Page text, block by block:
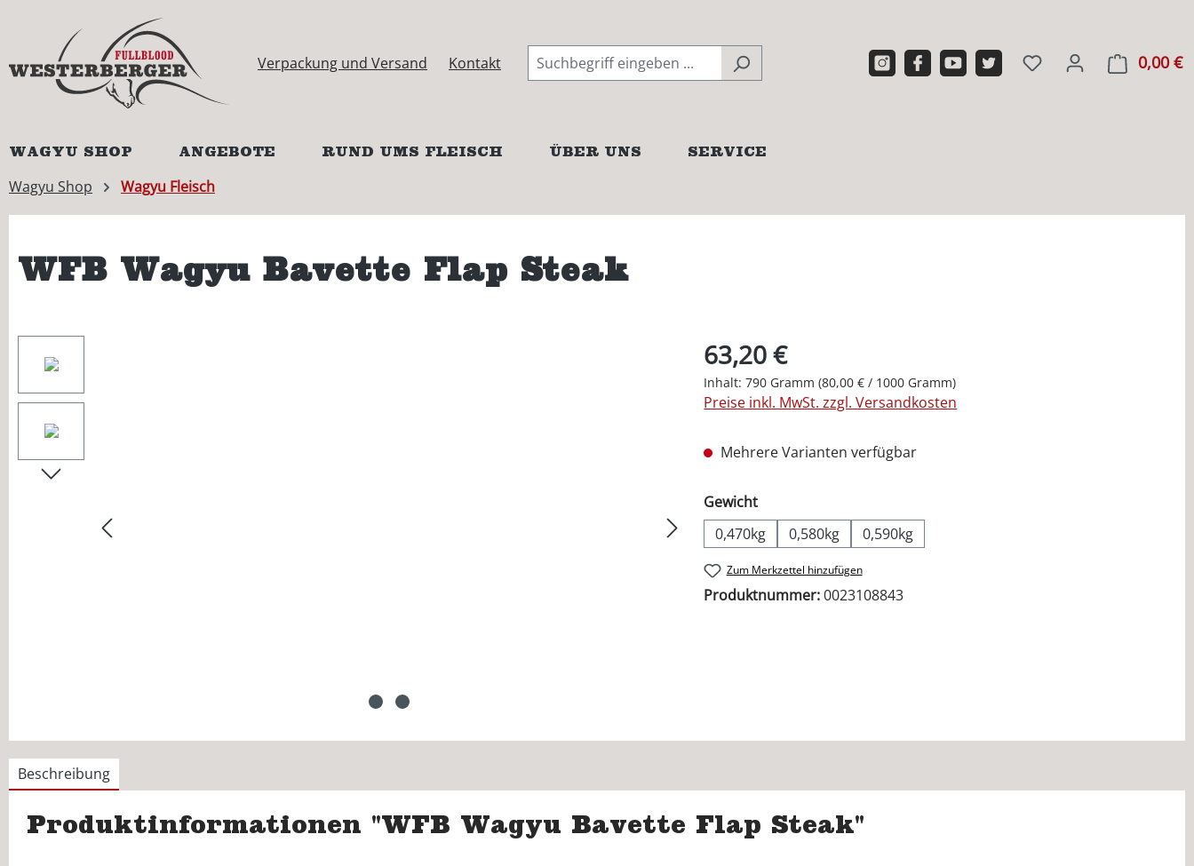
Zur Hauptnavigation springen
Verpackung und Versand Kontakt 0,00 €
WAGYU SHOP ANGEBOTE RUND UMS FLEISCH ÜBER UNS
SERVICE
Wagyu Shop
Wagyu Fleisch
WFB Wagyu Bavette Flap Steak
63,20 €
Inhalt:790 Gramm(80,00 € / 1000 Gramm)
Preise inkl. MwSt. zzgl. Versandkosten
Mehrere Varianten verfügbar
Gewichtauswählen
0,470kg
0,580kg 0,590kg
Zum Merkzettel hinzufügen
Produktnummer:0023108843
Beschreibung
Produktinformationen "WFB Wagyu Bavette Flap Steak"